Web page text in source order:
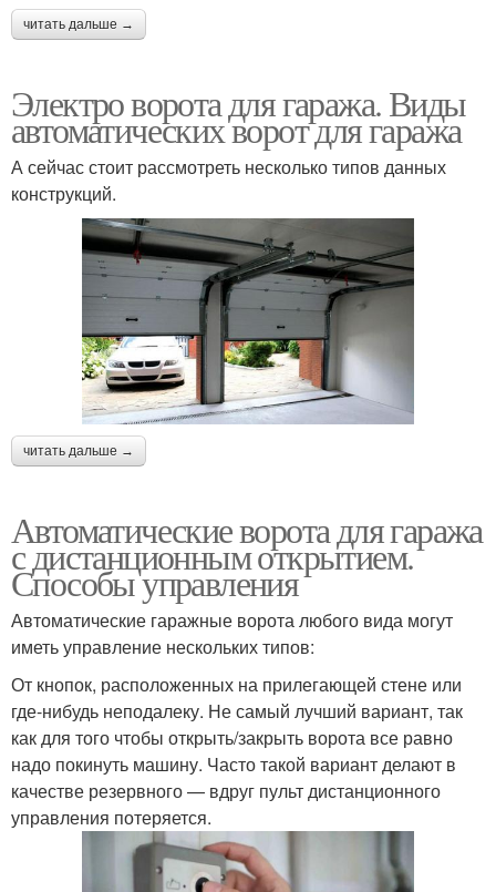
читать дальше →
Электро ворота для гаража. Виды
автоматических ворот для гаража
А сейчас стоит рассмотреть несколько типов данных
конструкций.
читать дальше →
Автоматические ворота для гаража
с дистанционным открытием.
Способы управления
Автоматические гаражные ворота любого вида могут
иметь управление нескольких типов:
От кнопок, расположенных на прилегающей стене или
где-нибудь неподалеку. Не самый лучший вариант, так
как для того чтобы открыть/закрыть ворота все равно
надо покинуть машину. Часто такой вариант делают в
качестве резервного — вдруг пульт дистанционного
управления потеряется.